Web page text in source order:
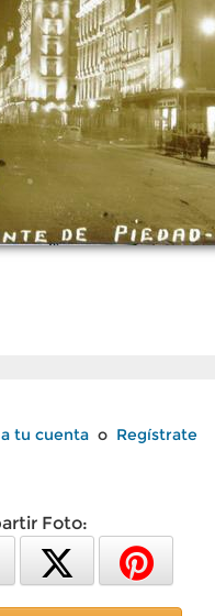
tu cuenta o Regístrate
Foto: